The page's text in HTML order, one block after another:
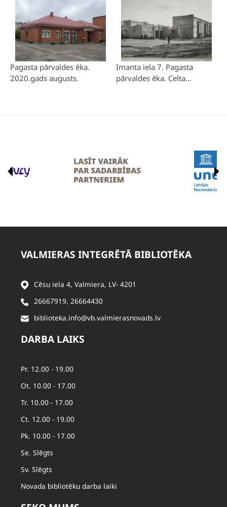
bērnudārza ēkas pirmajā
stāvā.
Pagasta pārvaldes ēka.
2020.gads augusts.
Imanta iela 7. Pagasta
pārvaldes ēka. Celta
VALMIERAS INTEGRĒTĀ BIBLIOTĒKA
Cēsu iela 4, Valmiera, LV- 4201
26667919, 26664430
biblioteka.info@vb.valmierasnovads.lv
DARBA LAIKS
Pr. 12.00 - 19.00
Ot. 10.00 - 17.00
Tr. 10.00 - 17.00
Ct. 12.00 - 19.00
Pk. 10.00 - 17.00
Se. Slēgts
Sv. Slēgts
Novada bibliotēku darba laiki